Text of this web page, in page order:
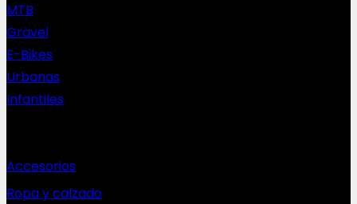
MTB
Gravel
E-Bikes
Urbanas
Infantiles
Accesorios
Ropa y calzado